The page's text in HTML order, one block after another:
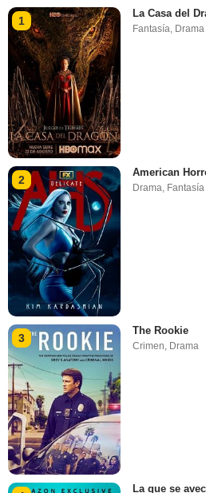
1
La Casa del
Fantasía, Drama
2
American
Drama Fantasía
3
The Rookie
Crimen, Drama
La que se